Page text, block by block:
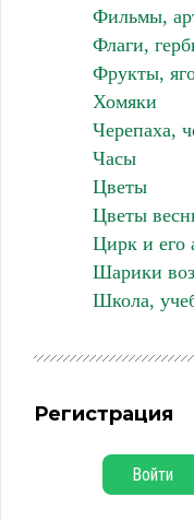
Фильмы,
Флаги,
Фрукты,
Хомяки
Черепаха,
Часы
Цветы
Цветы
Цирк и его
Шарики
Школа,
Регистрация
Войти